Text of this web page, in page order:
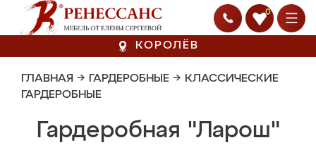
0
КОРОЛЁВ
ГЛАВНАЯ → ГАРДЕРОБНЫЕ → КЛАССИЧЕСКИЕ
ГАРДЕРОБНЫЕ
Гардеробная "Ларош"